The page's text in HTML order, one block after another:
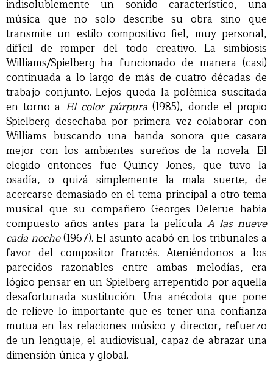
indisolublemente un sonido característico, una
música que no solo describe su obra sino que
transmite un estilo compositivo fiel, muy personal,
difícil de romper del todo creativo. La simbiosis
Williams/Spielberg ha funcionado de manera (casi)
continuada a lo largo de más de cuatro décadas de
trabajo conjunto. Lejos queda la polémica suscitada
en torno a El color púrpura (1985), donde el propio
Spielberg desechaba por primera vez colaborar con
Williams buscando una banda sonora que casara
mejor con los ambientes sureños de la novela. El
elegido entonces fue Quincy Jones, que tuvo la
osadía, o quizá simplemente la mala suerte, de
acercarse demasiado en el tema principal a otro tema
musical que su compañero Georges Delerue había
compuesto años antes para la película A las nueve
cada noche(1967). El asunto acabó en los tribunales a
favor del compositor francés. Ateniéndonos a los
parecidos razonables entre ambas melodías, era
lógico pensar en un Spielberg arrepentido por aquella
desafortunada sustitución. Una anécdota que pone
de relieve lo importante que es tener una confianza
mutua en las relaciones músico y director, refuerzo
de un lenguaje, el audiovisual, capaz de abrazar una
dimensión única y global.